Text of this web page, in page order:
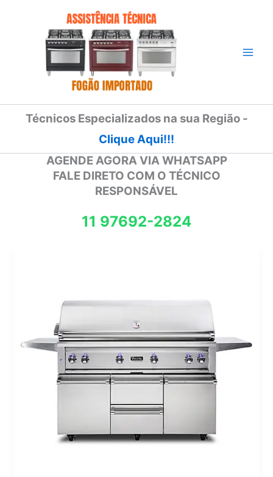
Técnicos Especializados na sua Região -
Clique Aqui!!!
AGENDE AGORA VIA WHATSAPP
FALE DIRETO COM O TÉCNICO
RESPONSÁVEL
11 97692-2824